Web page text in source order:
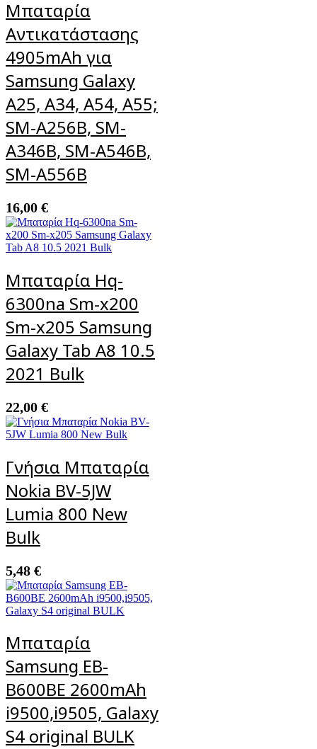
Μπαταρία
Αντικατάστασης
4905mAh για
Samsung Galaxy
A25, A34, A54, A55;
SM-A256B, SM-
A346B, SM-A546B,
SM-A556B
16,00 €
Mπαταρία Hq-
6300na Sm-x200
Sm-x205 Samsung
Galaxy Tab A8 10.5
2021 Bulk
22,00 €
Γνήσια Μπαταρία
Nokia BV-5JW
Lumia 800 New
Bulk
5,48 €
Μπαταρία
Samsung EB-
B600BE 2600mAh
i9500,i9505, Galaxy
S4 original BULK